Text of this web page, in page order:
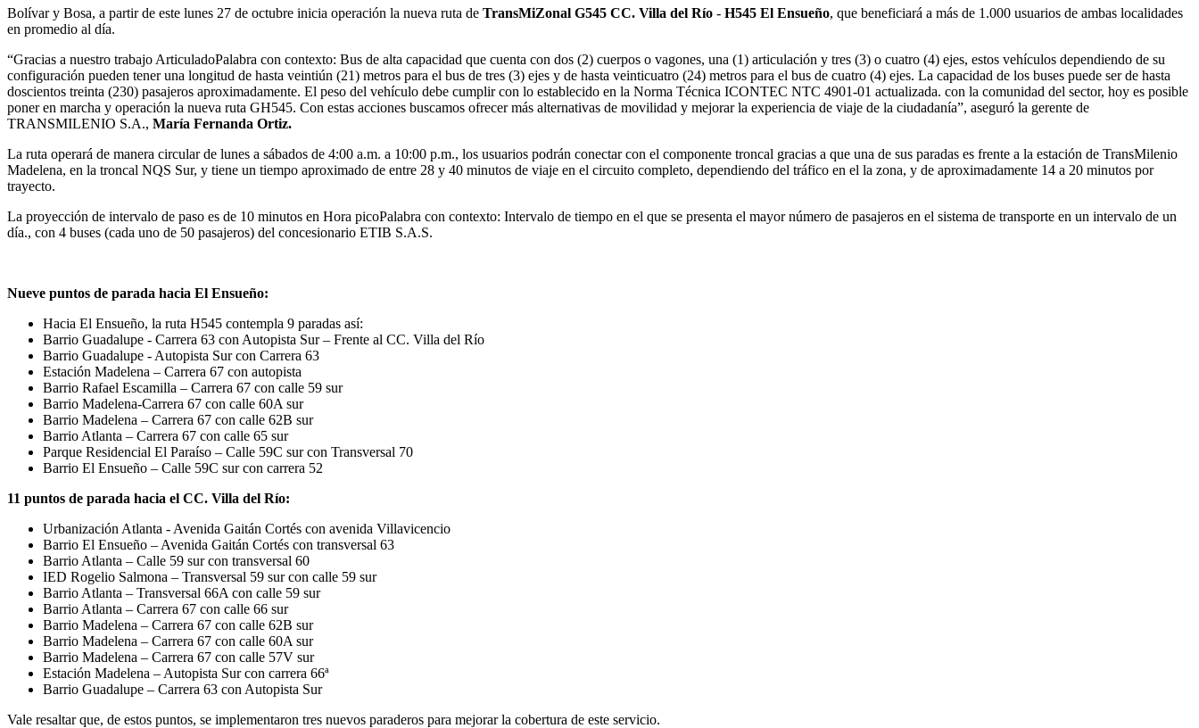
Bolívar y Bosa, a partir de este lunes 27 de octubre inicia operación la nueva ruta de TransMiZonal G545 CC. Villa del Río - H545 El Ensueño, que beneficiará a más de 1.000 usuarios de ambas localidades
en promedio al día.
“Gracias a nuestro trabajo ArticuladoPalabra con contexto: Bus de alta capacidad que cuenta con dos (2) cuerpos o vagones, una (1) articulación y tres (3) o cuatro (4) ejes, estos vehículos dependiendo de su
configuración pueden tener una longitud de hasta veintiún (21) metros para el bus de tres (3) ejes y de hasta veinticuatro (24) metros para el bus de cuatro (4) ejes. La capacidad de los buses puede ser de hasta
doscientos treinta (230) pasajeros aproximadamente. El peso del vehículo debe cumplir con lo establecido en la Norma Técnica ICONTEC NTC 4901-01 actualizada. con la comunidad del sector, hoy es posible
poner en marcha y operación la nueva ruta GH545. Con estas acciones buscamos ofrecer más alternativas de movilidad y mejorar la experiencia de viaje de la ciudadanía”, aseguró la gerente de
TRANSMILENIO S.A., María Fernanda Ortiz.
La ruta operará de manera circular de lunes a sábados de 4:00 a.m. a 10:00 p.m., los usuarios podrán conectar con el componente troncal gracias a que una de sus paradas es frente a la estación de TransMilenio
Madelena, en la troncal NQS Sur, y tiene un tiempo aproximado de entre 28 y 40 minutos de viaje en el circuito completo, dependiendo del tráfico en el la zona, y de aproximadamente 14 a 20 minutos por
trayecto.
La proyección de intervalo de paso es de 10 minutos en Hora picoPalabra con contexto: Intervalo de tiempo en el que se presenta el mayor número de pasajeros en el sistema de transporte en un intervalo de un
día., con 4 buses (cada uno de 50 pasajeros) del concesionario ETIB S.A.S.
Nueve puntos de parada hacia El Ensueño:
Hacia El Ensueño, la ruta H545 contempla 9 paradas así:
Barrio Guadalupe - Carrera 63 con Autopista Sur – Frente al CC. Villa del Río
Barrio Guadalupe - Autopista Sur con Carrera 63
Estación Madelena – Carrera 67 con autopista
Barrio Rafael Escamilla – Carrera 67 con calle 59 sur
Barrio Madelena-Carrera 67 con calle 60A sur
Barrio Madelena – Carrera 67 con calle 62B sur
Barrio Atlanta – Carrera 67 con calle 65 sur
Parque Residencial El Paraíso – Calle 59C sur con Transversal 70
Barrio El Ensueño – Calle 59C sur con carrera 52
11 puntos de parada hacia el CC. Villa del Río:
Urbanización Atlanta - Avenida Gaitán Cortés con avenida Villavicencio
Barrio El Ensueño – Avenida Gaitán Cortés con transversal 63
Barrio Atlanta – Calle 59 sur con transversal 60
IED Rogelio Salmona – Transversal 59 sur con calle 59 sur
Barrio Atlanta – Transversal 66A con calle 59 sur
Barrio Atlanta – Carrera 67 con calle 66 sur
Barrio Madelena – Carrera 67 con calle 62B sur
Barrio Madelena – Carrera 67 con calle 60A sur
Barrio Madelena – Carrera 67 con calle 57V sur
Estación Madelena – Autopista Sur con carrera 66ª
Barrio Guadalupe – Carrera 63 con Autopista Sur
Vale resaltar que, de estos puntos, se implementaron tres nuevos paraderos para mejorar la cobertura de este servicio.